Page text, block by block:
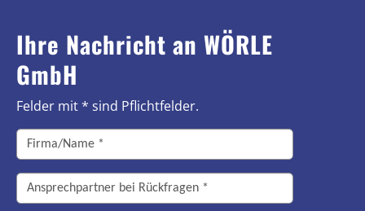
Ihre Nachricht an WÖRLE
GmbH
Felder mit * sind Pflichtfelder.